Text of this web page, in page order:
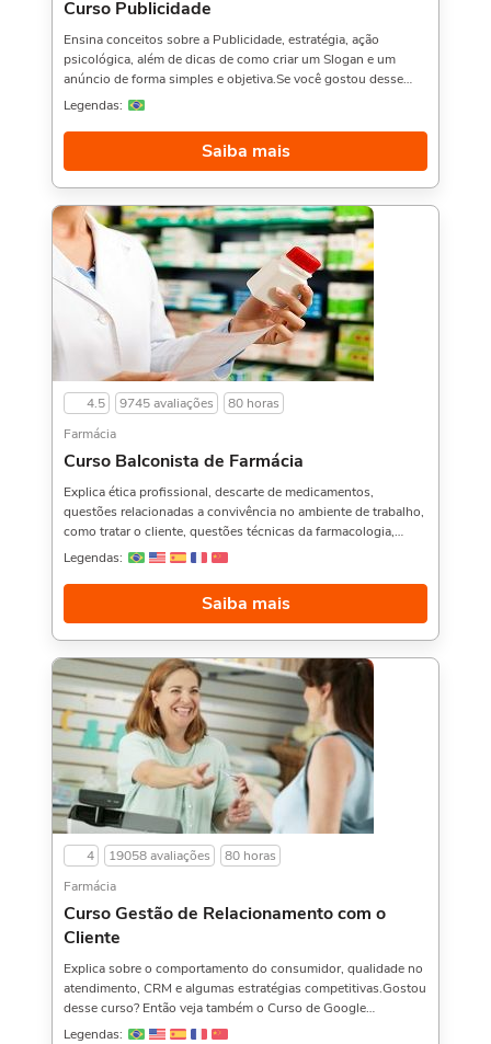
Curso Publicidade
Ensina conceitos sobre a Publicidade, estratégia, ação
psicológica, além de dicas de como criar um Slogan e um
anúncio de forma simples e objetiva.Se você gostou desse
curso vai gostar também do Curso de Marketing
Sobre a carga horária: O curso possui 80 horas de carga
horária. Porém, se for concluído antes de 5 dias, passa a ter
Legendas:
Saiba mais
4.5 9745 avaliações
80 horas
Farmácia
Curso Balconista de Farmácia
Explica ética profissional, descarte de medicamentos,
questões relacionadas a convivência no ambiente de trabalho,
como tratar o cliente, questões técnicas da farmacologia,
entre outros.Curtiu esse curso? Então aproveite e veja também
Odontologia, e Farmacologia Aplicada à Odontologia,. Sobre
a carga horária: O curso possui 80 horas de carga horária.
Legendas:
Saiba mais
4 19058 avaliações
80 horas
Farmácia
Curso Gestão de Relacionamento com o
Cliente
Explica sobre o comportamento do consumidor, qualidade no
atendimento, CRM e algumas estratégias competitivas.Gostou
desse curso? Então veja também o Curso de Google
AdWords,, Merchandising na Prática, e Marketing para
Legendas: